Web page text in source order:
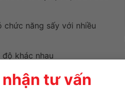
tư vấn
năng sấy với nhiều
khác nhau
khi không sử dụng